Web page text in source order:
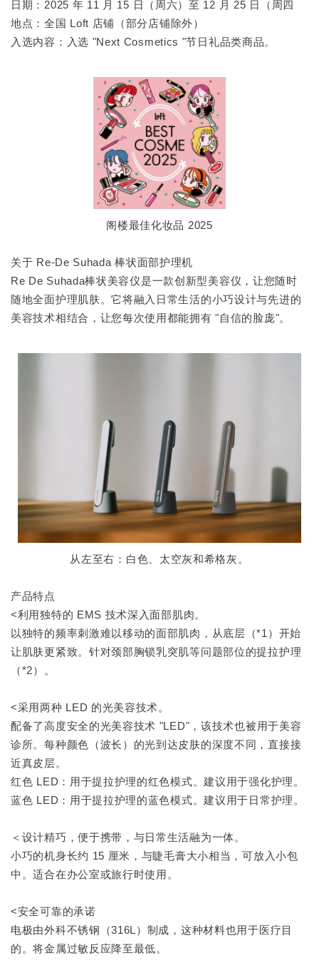
日期：2025 年 11 月 15 日（周六）至 12 月 25 日（周四
地点：全国 Loft 店铺（部分店铺除外）
入选内容：入选 "Next Cosmetics "节日礼品类商品。
阁楼最佳化妆品 2025
关于 Re-De Suhada 棒状面部护理机
Re De Suhada棒状美容仪是一款创新型美容仪，让您随时
随地全面护理肌肤。它将融入日常生活的小巧设计与先进的
美容技术相结合，让您每次使用都能拥有 "自信的脸庞"。
从左至右：白色、太空灰和希格灰。
产品特点
<利用独特的 EMS 技术深入面部肌肉。
以独特的频率刺激难以移动的面部肌肉，从底层（*1）开始
让肌肤更紧致。针对颈部胸锁乳突肌等问题部位的提拉护理
（*2）。
<采用两种 LED 的光美容技术。
配备了高度安全的光美容技术 "LED"，该技术也被用于美容
诊所。每种颜色（波长）的光到达皮肤的深度不同，直接接
近真皮层。
红色 LED：用于提拉护理的红色模式。建议用于强化护理。
蓝色 LED：用于提拉护理的蓝色模式。建议用于日常护理。
＜设计精巧，便于携带，与日常生活融为一体。
小巧的机身长约 15 厘米，与睫毛膏大小相当，可放入小包
中。适合在办公室或旅行时使用。
<安全可靠的承诺
电极由外科不锈钢（316L）制成，这种材料也用于医疗目
的。将金属过敏反应降至最低。